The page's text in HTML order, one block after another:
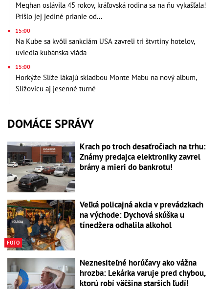
Meghan oslávila 45 rokov, kráľovská rodina sa na ňu vykašľala!
Prišlo jej jediné prianie od...
15:00
Na Kube sa kvôli sankciám USA zavreli tri štvrtiny hotelov,
uviedla kubánska vláda
15:00
Horkýže Slíže lákajú skladbou Monte Mabu na nový album,
Slížovicu aj jesenné turné
DOMÁCE SPRÁVY
Krach po troch desaťročiach na trhu:
Známy predajca elektroniky zavrel
brány a mieri do bankrotu!
FOTO
Veľká policajná akcia v prevádzkach
na východe: Dychová skúška u
tínedžera odhalila alkohol
Neznesiteľné horúčavy ako vážna
hrozba: Lekárka varuje pred chybou,
ktorú robí väčšina starších ľudí!